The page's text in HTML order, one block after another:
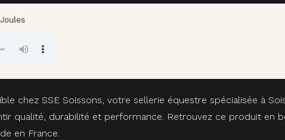
chez SSE Soissons, votre sellerie équestre spécialisée à
qualité, durabilité et performance. Retrouvez ce produit en
en France.